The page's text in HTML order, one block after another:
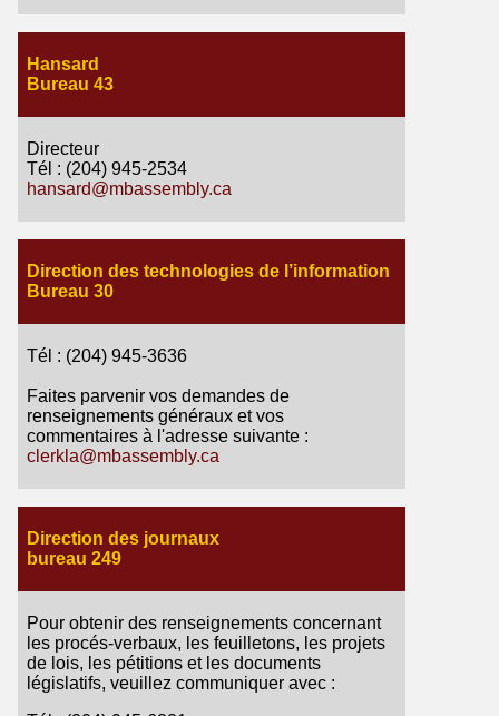
Hansard
Bureau 43
Directeur
Tél : (204) 945-2534
hansard@mbassembly.ca
Direction des technologies de l’information
Bureau 30
Tél : (204) 945-3636
Faites parvenir vos demandes de
renseignements généraux et vos
commentaires à l'adresse suivante :
clerkla@mbassembly.ca
Direction des journaux
bureau 249
Pour obtenir des renseignements concernant
les procés-verbaux, les feuilletons, les projets
de lois, les pétitions et les documents
législatifs, veuillez communiquer avec :